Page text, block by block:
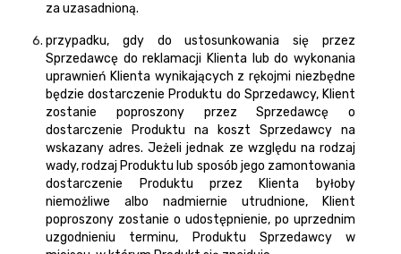
za uzasadnioną.
przypadku, gdy do ustosunkowania się przez
Sprzedawcę do reklamacji Klienta lub do wykonania
uprawnień Klienta wynikających z rękojmi niezbędne
będzie dostarczenie Produktu do Sprzedawcy, Klient
zostanie poproszony przez Sprzedawcę o
dostarczenie Produktu na koszt Sprzedawcy na
wskazany adres. Jeżeli jednak ze względu na rodzaj
wady, rodzaj Produktu lub sposób jego zamontowania
dostarczenie Produktu przez Klienta byłoby
niemożliwe albo nadmiernie utrudnione, Klient
poproszony zostanie o udostępnienie, po uprzednim
uzgodnieniu terminu, Produktu Sprzedawcy w